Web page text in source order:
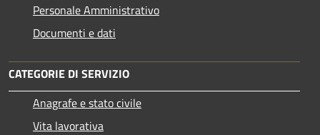
Personale Amministrativo
Documenti e dati
CATEGORIE DI SERVIZIO
Anagrafe e stato civile
Vita lavorativa